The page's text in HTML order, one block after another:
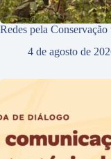
Redes pela
4 de agosto de